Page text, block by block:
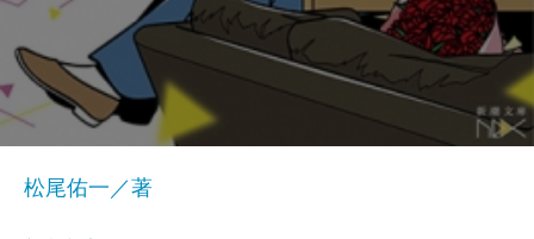
松尾佑一／著